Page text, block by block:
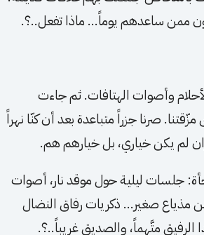
ممن ساعدهم يوماً… ماذا تفعل..؟.
وأصوات الهتافات. ثم جاءت
صرنا جزراً متباعدة بعد أن كنّا نهراً
لم يكن خياري، بل خيارهم هم.
جلسات ليلية حول موقد نار، أصوات
مذياع صغير… ذكريات رفاق النضال
متَّهِماً، والصديق غريباً..؟.